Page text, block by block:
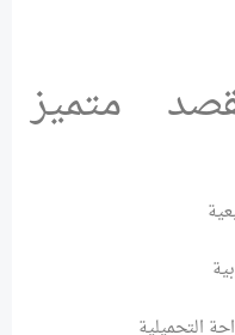
متميز
التجميلية